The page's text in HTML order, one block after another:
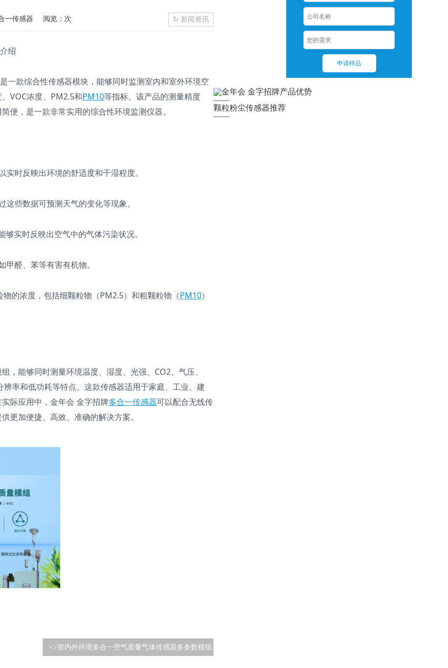
一传感器 阅览：次 ↻ 新闻资讯
绍
一款综合性传感器模块，能够同时监测室内和室外环境空
VOC浓度、PM2.5和PM10等指标。该产品的测量精度
，是一款非常实用的综合性环境监测仪器。
时反映出环境的舒适度和干湿程度。
些数据可预测天气的变化等现象。
实时反映出空气中的气体污染状况。
甲醛、苯等有害有机物。
的浓度，包括细颗粒物（PM2.5）和粗颗粒物（PM10）
，能够同时测量环境温度、湿度、光强、CO2、气压、
率和低功耗等特点。这款传感器适用于家庭、工业、建
际应用中，金年会 金字招牌多合一传感器可以配合无线传
更加便捷、高效、准确的解决方案。
<>室内外环境多合一空气质量气体传感器多参数模组
——
颗粒粉尘传感器推荐
——